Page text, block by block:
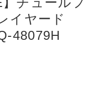
イヤード
48079H